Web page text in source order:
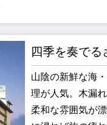
四季を奏でる
山陰の新鮮な海
理が人気。木漏
柔和な雰囲気が